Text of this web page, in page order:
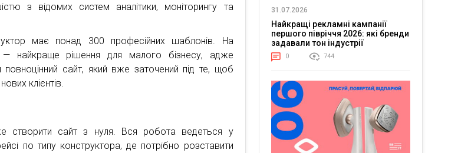
з відомих систем аналітики, моніторингу та
має понад 300 професійних шаблонів. На
— найкраще рішення для малого бізнесу, адже
повноцінний сайт, який вже заточений під те, щоб
клієнтів.
створити сайт з нуля. Вся робота ведеться у
по типу конструктора, де потрібно розставити
31.07.2026
Найкращі рекламні кампанії
першого півріччя 2026: які бренди
задавали тон індустрії
0 744